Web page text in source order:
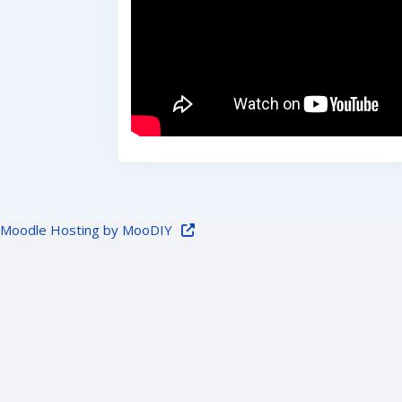
Moodle Hosting by MooDIY